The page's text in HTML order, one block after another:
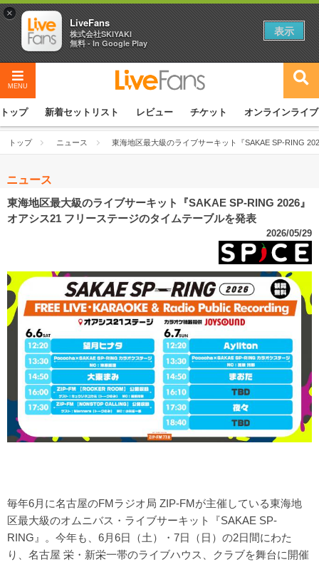
MENU
トップ 新着セットリスト レビュー チケット オンラインライブ
トップ ニュース 東海地区最大級のライブサーキット『SAKAE SP-RING
ニュース
東海地区最大級のライブサーキット『SAKAE SP-RING 2026』
オアシス21 フリーステージのタイムテーブルを発表
2026/05/29
毎年6月に名古屋のFMラジオ局 ZIP-FMが主催している東海地
区最大級のオムニバス・ライブサーキット『SAKAE SP-
RING』。今年も、6月6日（土）・7日（日）の2日間にわた
り、名古屋 栄・新栄一帯のライブハウス、クラブを舞台に開催
×
LiveFans
株式会社SKIYAKI
無料 - In Google Play
表示